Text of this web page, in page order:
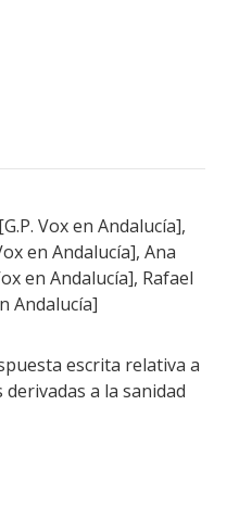
Vox en Andalucía],
en Andalucía], Ana
en Andalucía], Rafael
Andalucía]
escrita relativa a
a la sanidad